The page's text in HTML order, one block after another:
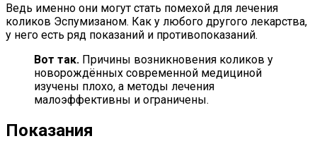
Ведь именно они могут стать помехой для лечения
коликов Эспумизаном. Как у любого другого лекарства,
у него есть ряд показаний и противопоказаний.
Вот так. Причины возникновения коликов у
новорождённых современной медициной
изучены плохо, а методы лечения
малоэффективны и ограничены.
Показания